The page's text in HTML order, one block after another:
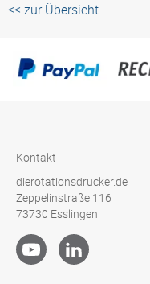
<< zur Übersicht
Kontakt
dierotationsdrucker.de
Zeppelinstraße 116
73730 Esslingen